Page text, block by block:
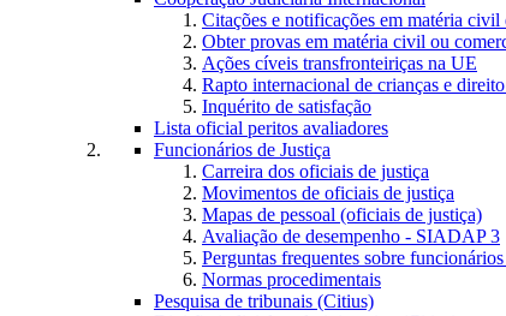
Citações e notificações em matéria civil
Obter provas em matéria civil ou
Ações cíveis transfronteiriças na UE
Rapto internacional de crianças e
Inquérito de satisfação
Lista oficial peritos avaliadores
Funcionários de Justiça
Carreira dos oficiais de justiça
Movimentos de oficiais de justiça
Mapas de pessoal (oficiais de justiça)
Avaliação de desempenho - SIADAP 3
Perguntas frequentes sobre
Normas procedimentais
Pesquisa de tribunais (Citius)